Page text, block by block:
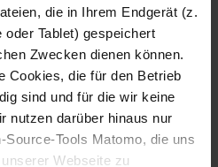
die in Ihrem Endgerät (z.
oder Tablet) gespeichert
Zwecken dienen können.
Cookies, die für den Betrieb
sind und für die wir keine
nutzen darüber hinaus nur
Tools Matomo, die uns
Webseite zu
Fotografo: Lorenz
Sternbach
Download